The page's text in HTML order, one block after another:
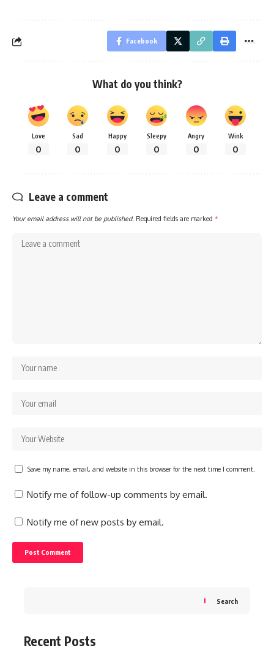
Facebook
What do you think?
Love
0
Sad
0
Happy
0
Sleepy
0
Angry
0
Wink
0
Leave a comment
Your email address will not be published. Required fields are marked *
Save my name, email, and website in this browser for the next time I comment.
Notify me of follow-up comments by email.
Notify me of new posts by email.
Search
Recent Posts